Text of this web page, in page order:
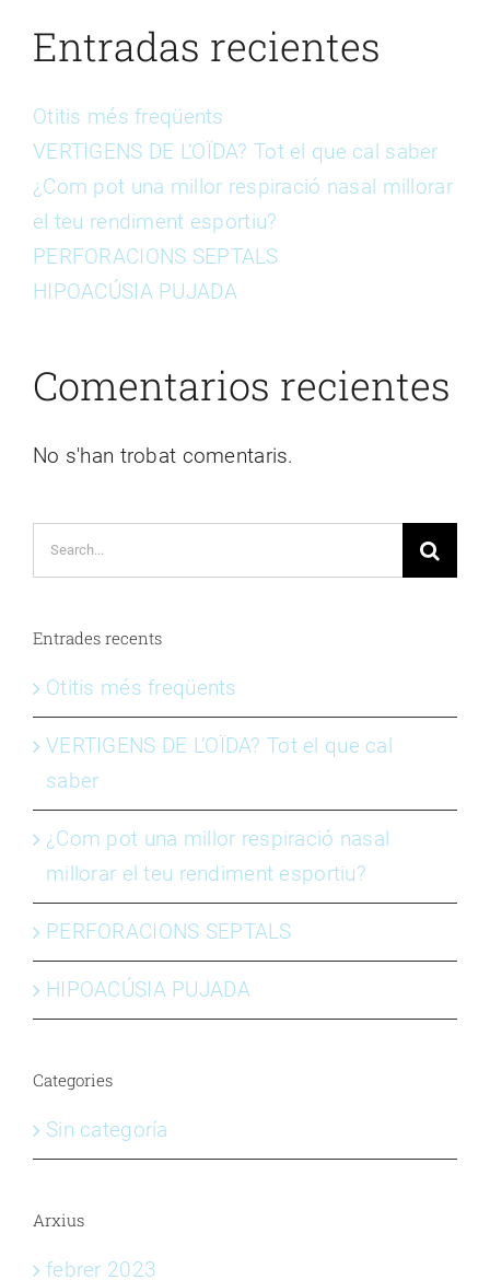
Entradas recientes
Otitis més freqüents
VERTIGENS DE L’OÏDA? Tot el que cal saber
¿Com pot una millor respiració nasal millorar
el teu rendiment esportiu?
PERFORACIONS SEPTALS
HIPOACÚSIA PUJADA
Comentarios recientes
No s'han trobat comentaris.
Search
for:
Entrades recents
Otitis més freqüents
VERTIGENS DE L’OÏDA? Tot el que cal
saber
¿Com pot una millor respiració nasal
millorar el teu rendiment esportiu?
PERFORACIONS SEPTALS
HIPOACÚSIA PUJADA
Categories
Sin categoría
Arxius
febrer 2023